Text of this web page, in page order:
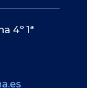
4º 1ª